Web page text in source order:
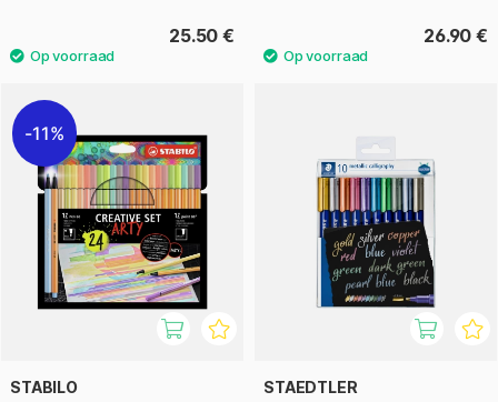
25.50 € 26.90 €
11%
STABILO STAEDTLER